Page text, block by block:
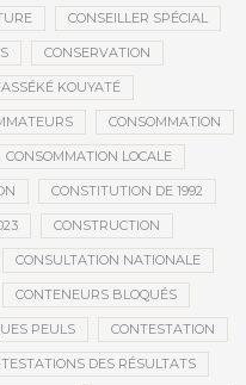
CONSEILLER SPÉCIAL
CONSERVATION
KOUYATÉ
CONSOMMATION
CONSOMMATION LOCALE
CONSTITUTION DE 1992
CONSTRUCTION
CONSULTATION NATIONALE
CONTENEURS BLOQUÉS
PEULS CONTESTATION
DES RÉSULTATS